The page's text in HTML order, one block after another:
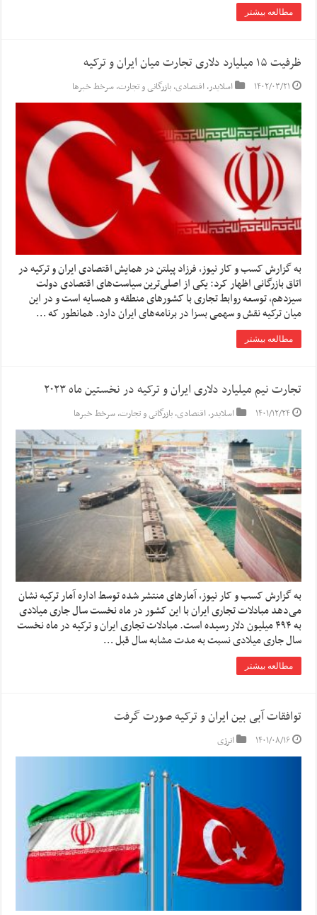
مطالعه بیشتر
ظرفیت ۱۵ میلیارد دلاری تجارت میان ایران و ترکیه
۱۴۰۲/۰۳/۲۱ اسلایدر,اقتصادی,بازرگانی و تجارت,سرخط خبرها
به گزارش کسب و کار نیوز، فرزاد پیلتن در همایش اقتصادی ایران و ترکیه در
اتاق بازرگانی اظهار کرد: یکی از اصلی‌ترین سیاست‌های اقتصادی دولت
سیزدهم، توسعه روابط تجاری با کشورهای منطقه و همسایه است و در این
میان ترکیه نقش و سهمی بسزا در برنامه‌های ایران دارد. همانطور که …
مطالعه بیشتر
تجارت نیم میلیارد دلاری ایران و ترکیه در نخستین ماه ۲۰۲۳
۱۴۰۱/۱۲/۲۴ اسلایدر,اقتصادی,بازرگانی و تجارت,سرخط خبرها
به گزارش کسب و کار نیوز، آمارهای منتشر شده توسط اداره آمار ترکیه نشان
می‌دهد مبادلات تجاری ایران با این کشور در ماه نخست سال جاری میلادی
به ۴۹۴ میلیون دلار رسیده است. مبادلات تجاری ایران و ترکیه در ماه نخست
سال جاری میلادی نسبت به مدت مشابه سال قبل …
مطالعه بیشتر
توافقات آبی بین ایران و ترکیه صورت گرفت
۱۴۰۱/۰۸/۱۶ انرژی